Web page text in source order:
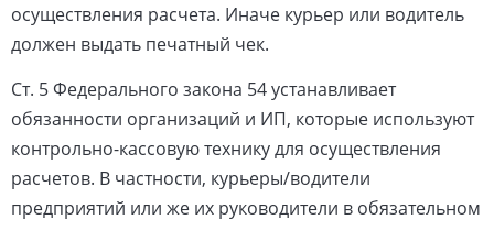
осуществления расчета. Иначе курьер или водитель
должен выдать печатный чек.
Ст. 5 Федерального закона 54 устанавливает
обязанности организаций и ИП, которые используют
контрольно-кассовую технику для осуществления
расчетов. В частности, курьеры/водители
предприятий или же их руководители в обязательном